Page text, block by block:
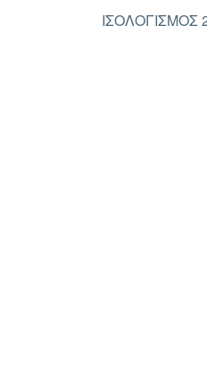
ΙΣΟΛΟΓΙΣΜΟΣ